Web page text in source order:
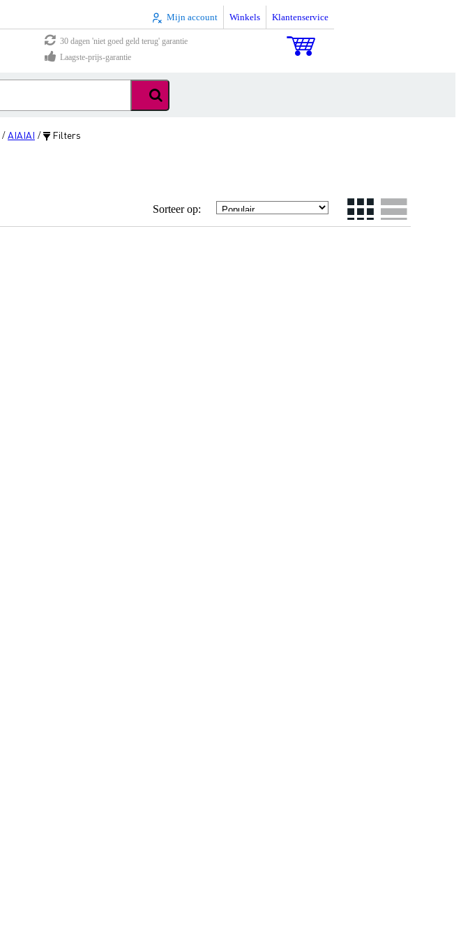
Mijn account Winkels Klantenservice
30 dagen 'niet goed geld terug' garantie
Laagste-prijs-garantie
/AIAIAI / Filters
Sorteer op: